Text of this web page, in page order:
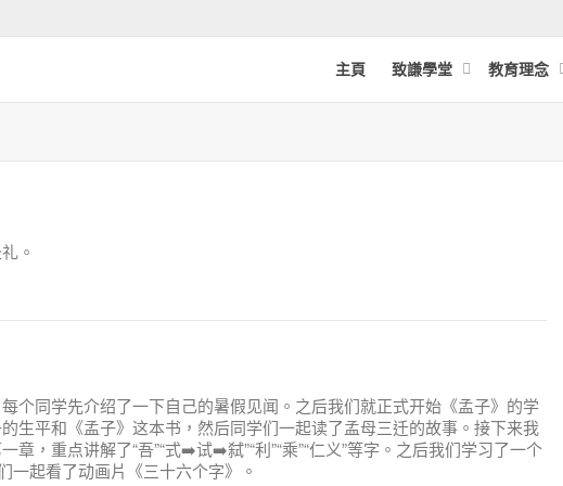
主頁 致謙學堂 教育理念
。
个同学先介绍了一下自己的暑假见闻。之后我们就正式开始《孟子》的学
生平和《孟子》这本书，然后同学们一起读了孟母三迁的故事。接下来我
章，重点讲解了“吾”“式➡️试➡️弑”“利”“乘”“仁义”等字。之后我们学习了一个
一起看了动画片《三十六个字》。